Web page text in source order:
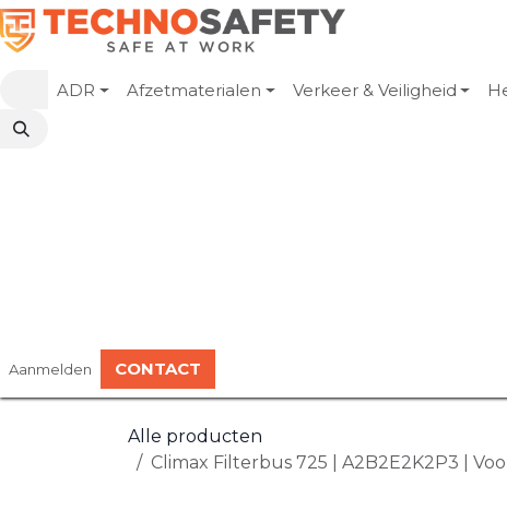
Overslaan naar inhoud
ADR Afzetmaterialen Verkeer & Veiligheid
Aanmelden CONTACT
Alle producten
Climax Filterbus 725 | A2B2E2K2P3 |